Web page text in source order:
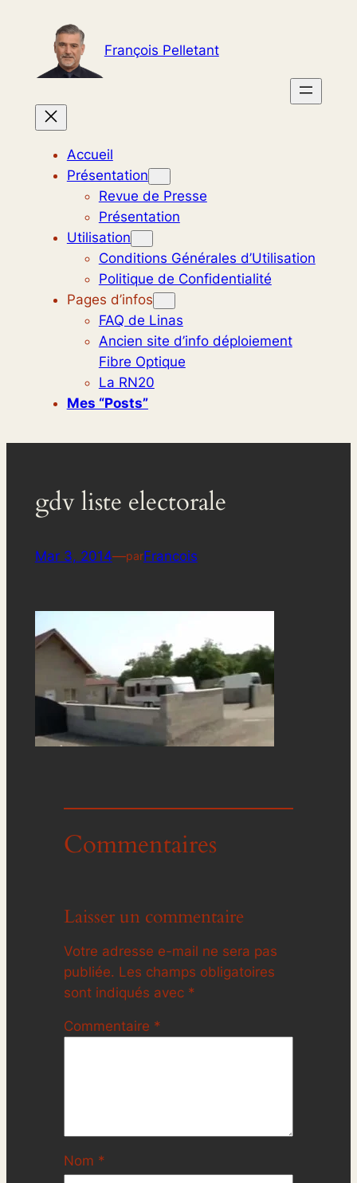
contenu
François Pelletant
Accueil
Présentation
Revue de Presse
Présentation
Utilisation
Conditions Générales d’Utilisation
Politique de Confidentialité
Pages d’infos
FAQ de Linas
Ancien site d’info déploiement
Fibre Optique
La RN20
Mes “posts”
gdv liste electorale
Mar 3, 2014—parFrancois
Commentaires
Laisser un commentaire
Votre adresse e-mail ne sera pas
publiée. Les champs obligatoires
sont indiqués avec *
Commentaire *
Nom *